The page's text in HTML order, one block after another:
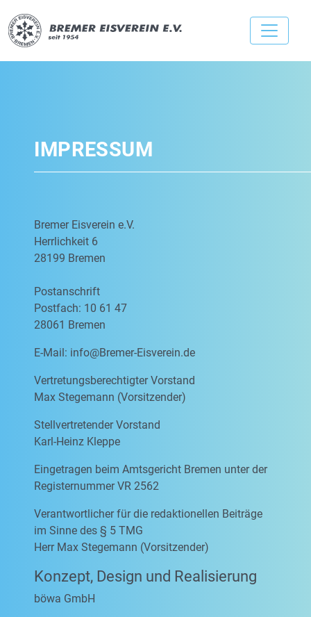
IMPRESSUM
Bremer Eisverein e.V.
Herrlichkeit 6
28199 Bremen
Postanschrift
Postfach: 10 61 47
28061 Bremen
E-Mail: info@Bremer-Eisverein.de
Vertretungsberechtigter Vorstand
Max Stegemann (Vorsitzender)
Stellvertretender Vorstand
Karl-Heinz Kleppe
Eingetragen beim Amtsgericht Bremen unter der
Registernummer VR 2562
Verantwortlicher für die redaktionellen Beiträge
im Sinne des § 5 TMG
Herr Max Stegemann (Vorsitzender)
Konzept, Design und Realisierung
böwa GmbH